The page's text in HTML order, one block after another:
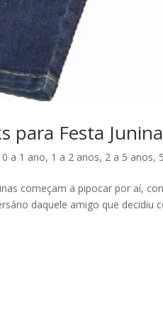
para Festa Junina
0 a 1 ano, 1 a 2 anos, 2 a 5 anos,
começam a pipocar por aí,
daquele amigo que